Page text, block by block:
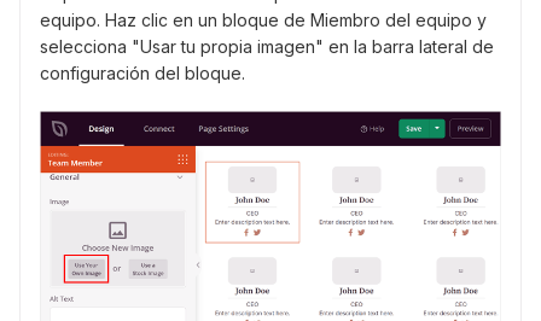
equipo. Haz clic en un bloque de Miembro del equipo y
selecciona "Usar tu propia imagen" en la barra lateral de
configuración del bloque.